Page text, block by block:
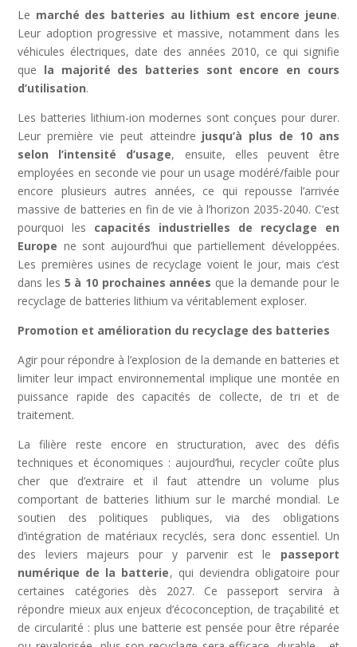
Le marché des batteries au lithium est encore jeune.
Leur adoption progressive et massive, notamment dans les
véhicules électriques, date des années 2010, ce qui signifie
que la majorité des batteries sont encore en cours
d’utilisation.
Les batteries lithium-ion modernes sont conçues pour durer.
Leur première vie peut atteindre jusqu’à plus de 10 ans
selon l’intensité d’usage, ensuite, elles peuvent être
employées en seconde vie pour un usage modéré/faible pour
encore plusieurs autres années, ce qui repousse l’arrivée
massive de batteries en fin de vie à l’horizon 2035-2040. C’est
pourquoi les capacités industrielles de recyclage en
Europe ne sont aujourd’hui que partiellement développées.
Les premières usines de recyclage voient le jour, mais c’est
dans les 5 à 10 prochaines années que la demande pour le
recyclage de batteries lithium va véritablement exploser.
Promotion et amélioration du recyclage des batteries
Agir pour répondre à l’explosion de la demande en batteries et
limiter leur impact environnemental implique une montée en
puissance rapide des capacités de collecte, de tri et de
traitement.
La filière reste encore en structuration, avec des défis
techniques et économiques : aujourd’hui, recycler coûte plus
cher que d’extraire et il faut attendre un volume plus
comportant de batteries lithium sur le marché mondial. Le
soutien des politiques publiques, via des obligations
d’intégration de matériaux recyclés, sera donc essentiel. Un
des leviers majeurs pour y parvenir est le passeport
numérique de la batterie, qui deviendra obligatoire pour
certaines catégories dès 2027. Ce passeport servira à
répondre mieux aux enjeux d’écoconception, de traçabilité et
de circularité : plus une batterie est pensée pour être réparée